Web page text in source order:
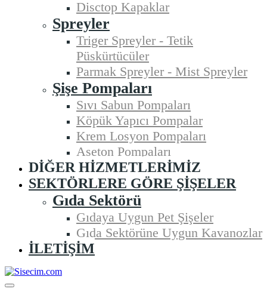
Disctop Kapaklar
Spreyler
Triger Spreyler - Tetik
Püskürtücüler
Parmak Spreyler - Mist Spreyler
Şişe Pompaları
Sıvı Sabun Pompaları
Köpük Yapıcı Pompalar
Krem Losyon Pompaları
Aseton Pompaları
DIĞER HIZMETLERIMIZ
SEKTÖRLERE GÖRE ŞIŞELER
Gıda Sektörü
Gıdaya Uygun Pet Şişeler
Gıda Sektörüne Uygun Kavanozlar
İLETIŞIM